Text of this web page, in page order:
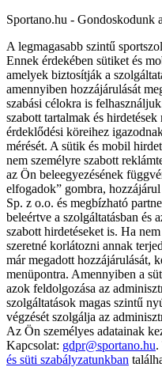
Sportano.hu - Gondoskodunk
A legmagasabb szintű
Ennek érdekében sütiket és
amelyek biztosítják a
amennyiben hozzájárulását
szabási célokra is
szabott tartalmak és
érdeklődési köreihez
mérését. A sütik és mobil
nem személyre szabott
az Ön beleegyezésének
elfogadok” gombra,
Sp. z o.o. és megbízható
beleértve a szolgáltatásban és
szabott hirdetéseket is. Ha
szeretné korlátozni annak
már megadott hozzájárulását,
menüpontra. Amennyiben a
azok feldolgozása az
szolgáltatások magas szintű
végzését szolgálja az
Az Ön személyes adatainak
Kapcsolat: gdpr@sportano.hu.
és süti szabályzatunkban